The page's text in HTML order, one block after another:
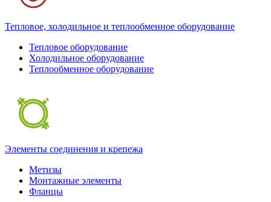
Тепловое, холодильное и теплообменное оборудование
Тепловое оборудование
Холодильное оборудование
Теплообменное оборудование
Элементы соединения и крепежа
Метизы
Монтажные элементы
Фланцы